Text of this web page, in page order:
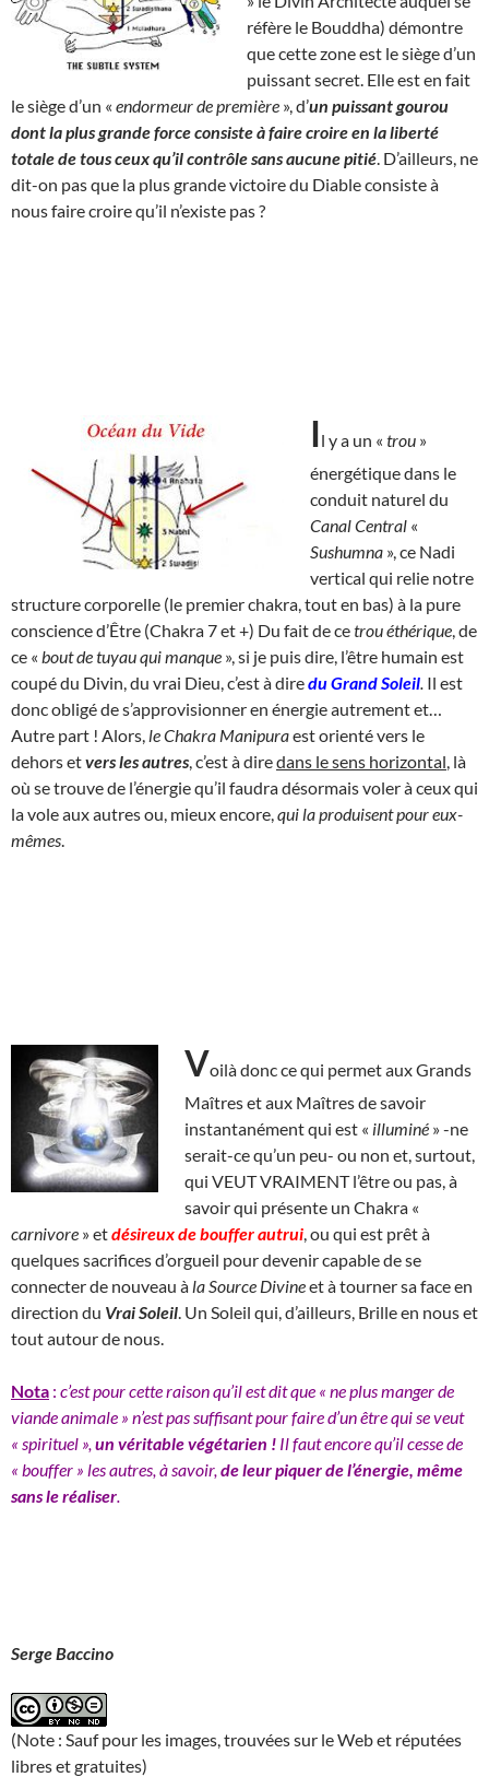
réfère le Bouddha) démontre
que cette zone est le siège d’un
puissant secret. Elle est en fait
le siège d’un « endormeur de première », d’un puissant gourou
dont la plus grande force consiste à faire croire en la liberté
totale de tous ceux qu’il contrôle sans aucune pitié . D’ailleurs, ne
dit-on pas que la plus grande victoire du Diable consiste à
nous faire croire qu’il n’existe pas ?
Il y a un « trou »
énergétique dans le
conduit naturel du
Canal Central «
Sushumna », ce Nadi
vertical qui relie notre
structure corporelle (le premier chakra, tout en bas) à la pure
conscience d’Être (Chakra 7 et +) Du fait de cetrou éthérique , de
ce « bout de tuyau qui manque », si je puis dire, l’être humain est
coupé du Divin, du vrai Dieu, c’est à direduGrand Soleil Il est
donc obligé de s’approvisionner en énergie autrement et…
Autre part ! Alors, le Chakra Manipuraest orienté vers le
dehors etvers les autres , c’est à diredans le sens horizontal , là
où se trouve de l’énergie qu’il faudra désormais voler à ceux qui
la vole aux autres ou, mieux encore, qui la produisent pour eux-
mêmes
Voilà donc ce qui permet aux Grands
Maîtres et aux Maîtres de savoir
instantanément qui est « illuminé » -ne
serait-ce qu’un peu- ou non et, surtout,
qui VEUT VRAIMENT l’être ou pas, à
savoir qui présente un Chakra «
carnivore » etdésireux debouffer autrui , ou qui est prêt à
quelques sacrifices d’orgueil pour devenir capable de se
connecter de nouveau à la Source Divineet à tourner sa face en
direction du Vrai Soleil . Un Soleil qui, d’ailleurs, Brille en nous et
tout autour de nous.
Nota : c’est pour cette raison qu’il est dit que « ne plus manger de
viande animale » n’est pas suffisant pour faire d’un être qui se veut
« spirituel », un véritable végétarien ! Il faut encore qu’il cesse de
« bouffer » les autres, à savoir, de leur piquer de l’énergie, même
sans le réaliser
Serge Baccino
(Note : Sauf pour les images, trouvées sur le Web et réputées
libres et gratuites)